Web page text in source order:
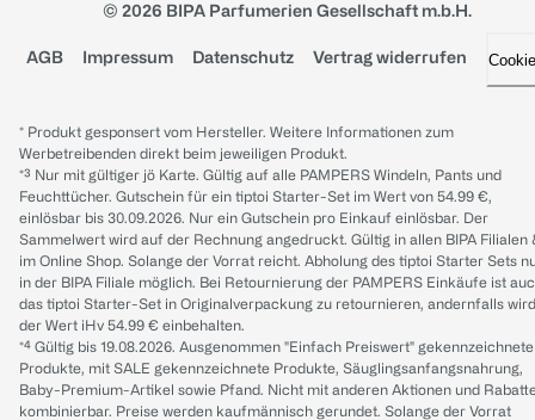
© 2026 BIPA Parfumerien Gesellschaft m.b.H.
AGB Impressum Datenschutz Vertrag widerrufen
* Produkt gesponsert vom Hersteller. Weitere Informationen zum
Werbetreibenden direkt beim jeweiligen Produkt.
*³ Nur mit gültiger jö Karte. Gültig auf alle PAMPERS Windeln, Pants und
Feuchttücher. Gutschein für ein tiptoi Starter-Set im Wert von 54.99 €,
einlösbar bis 30.09.2026. Nur ein Gutschein pro Einkauf einlösbar. Der
Sammelwert wird auf der Rechnung angedruckt. Gültig in allen BIPA Filialen
im Online Shop. Solange der Vorrat reicht. Abholung des tiptoi Starter Sets
in der BIPA Filiale möglich. Bei Retournierung der PAMPERS Einkäufe ist
das tiptoi Starter-Set in Originalverpackung zu retournieren, andernfalls wird
der Wert iHv 54.99 € einbehalten.
*⁴ Gültig bis 19.08.2026. Ausgenommen "Einfach Preiswert" gekennzeichnete
Produkte, mit SALE gekennzeichnete Produkte, Säuglingsanfangsnahrung,
Baby-Premium-Artikel sowie Pfand. Nicht mit anderen Aktionen und
kombinierbar. Preise werden kaufmännisch gerundet. Solange der Vorrat